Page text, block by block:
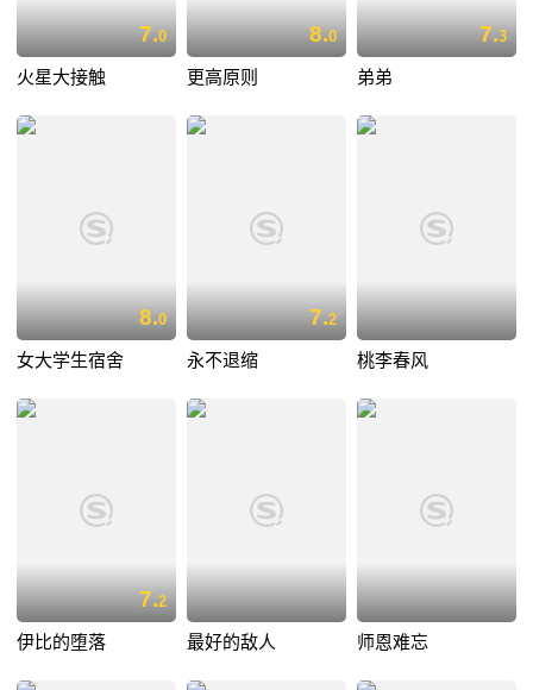
7.0
火星大接触
8.0
更高原则
7.3
弟弟
8.0
女大学生宿舍
7.2
永不退缩 桃李春风
7.2
伊比的堕落 最好的敌人 师恩难忘